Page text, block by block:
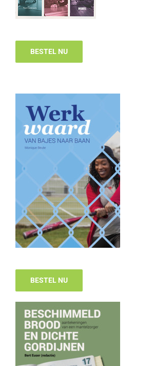
BESTEL NU
BESTEL NU